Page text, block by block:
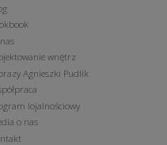
wnętrz
Agnieszki Pudlik
lojalnościowy
o nas